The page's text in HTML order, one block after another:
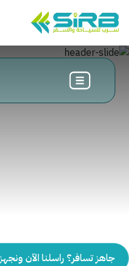
جاهز تسافر؟ راسلنا الآن